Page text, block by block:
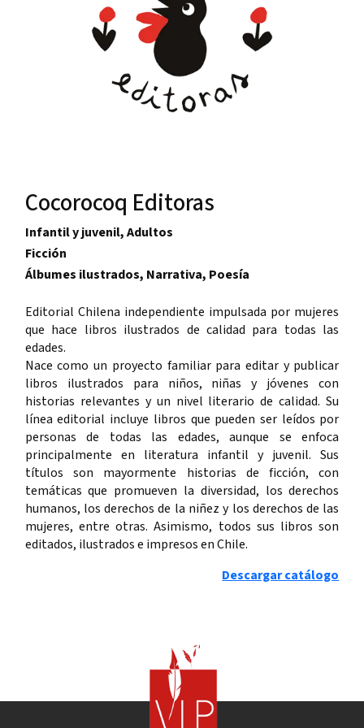
Cocorocoq Editoras
Infantil y juvenil, Adultos
Ficción
Álbumes ilustrados, Narrativa, Poesía
Editorial Chilena independiente impulsada por mujeres
que hace libros ilustrados de calidad para todas las
edades.
Nace como un proyecto familiar para editar y publicar
libros ilustrados para niños, niñas y jóvenes con
historias relevantes y un nivel literario de calidad. Su
línea editorial incluye libros que pueden ser leídos por
personas de todas las edades, aunque se enfoca
principalmente en literatura infantil y juvenil. Sus
títulos son mayormente historias de ficción, con
temáticas que promueven la diversidad, los derechos
humanos, los derechos de la niñez y los derechos de las
mujeres, entre otras. Asimismo, todos sus libros son
editados, ilustrados e impresos en Chile.
Descargar catálogo